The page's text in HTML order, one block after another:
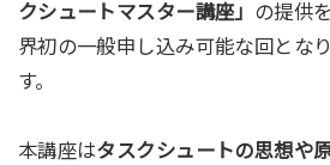
クシュートマスター講座」 の提供
界初の一般申し込み可能な回となり
す。
本講座はタスクシュートの思想や